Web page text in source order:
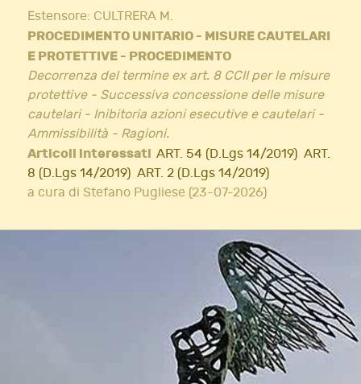
Estensore: CULTRERA M.
PROCEDIMENTO UNITARIO - MISURE CAUTELARI
E PROTETTIVE - PROCEDIMENTO
Decorrenza del termine ex art. 8 CCII per le misure
protettive - Successiva concessione delle misure
cautelari - Inibitoria azioni esecutive e cautelari -
Ammissibilità - Ragioni.
Articoli interessati ART. 54 (D.Lgs 14/2019) ART.
8 (D.Lgs 14/2019) ART. 2 (D.Lgs 14/2019)
a cura di Stefano Pugliese (23-07-2026)